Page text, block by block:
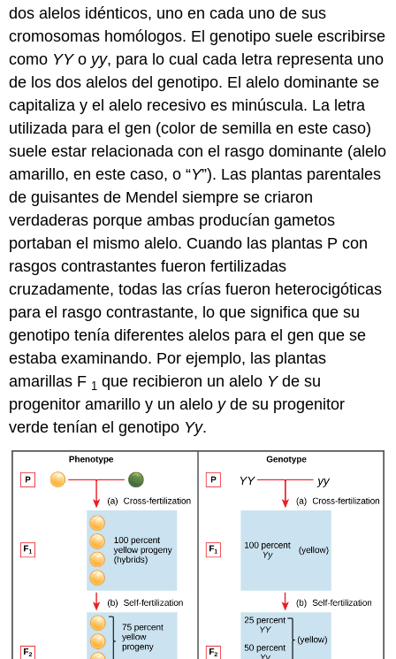
dos alelos idénticos, uno en cada uno de sus
cromosomas homólogos. El genotipo suele escribirse
como YYo yy, para lo cual cada letra representa uno
de los dos alelos del genotipo. El alelo dominante se
capitaliza y el alelo recesivo es minúscula. La letra
utilizada para el gen (color de semilla en este caso)
suele estar relacionada con el rasgo dominante (alelo
amarillo, en este caso, o “Y”). Las plantas parentales
de guisantes de Mendel siempre se criaron
verdaderas porque ambas producían gametos
portaban el mismo alelo. Cuando las plantas P con
rasgos contrastantes fueron fertilizadas
cruzadamente, todas las crías fueron heterocigóticas
para el rasgo contrastante, lo que significa que su
genotipo tenía diferentes alelos para el gen que se
estaba examinando. Por ejemplo, las plantas
amarillas F 1 que recibieron un alelo Yde su
progenitor amarillo y un alelo yde su progenitor
verde tenían el genotipo Yy.